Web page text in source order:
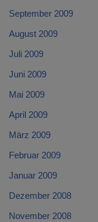
September 2009
August 2009
Juli 2009
Juni 2009
Mai 2009
April 2009
März 2009
Februar 2009
Januar 2009
Dezember 2008
November 2008